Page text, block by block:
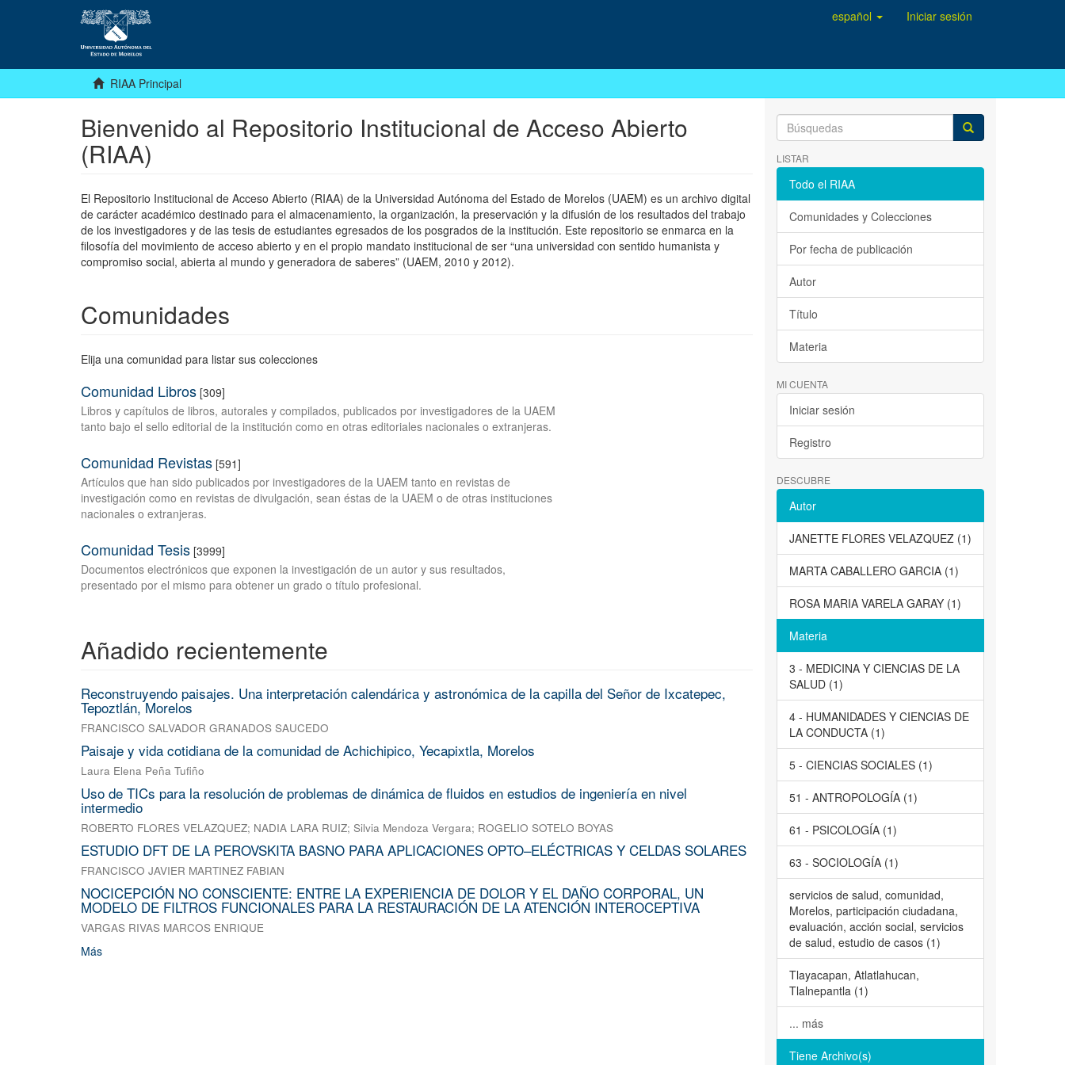
español Iniciar sesión
RIAA Principal
Bienvenido al Repositorio Institucional de Acceso Abierto
(RIAA)
El Repositorio Institucional de Acceso Abierto (RIAA) de la Universidad Autónoma del Estado de Morelos (UAEM) es un archivo digital
de carácter académico destinado para el almacenamiento, la organización, la preservación y la difusión de los resultados del trabajo
de los investigadores y de las tesis de estudiantes egresados de los posgrados de la institución. Este repositorio se enmarca en la
filosofía del movimiento de acceso abierto y en el propio mandato institucional de ser “una universidad con sentido humanista y
compromiso social, abierta al mundo y generadora de saberes” (UAEM, 2010 y 2012).
Comunidades
Elija una comunidad para listar sus colecciones
Comunidad Libros [309]
Libros y capítulos de libros, autorales y compilados, publicados por investigadores de la UAEM
tanto bajo el sello editorial de la institución como en otras editoriales nacionales o extranjeras.
Comunidad Revistas [591]
Artículos que han sido publicados por investigadores de la UAEM tanto en revistas de
investigación como en revistas de divulgación, sean éstas de la UAEM o de otras instituciones
nacionales o extranjeras.
Comunidad Tesis [3999]
Documentos electrónicos que exponen la investigación de un autor y sus resultados,
presentado por el mismo para obtener un grado o título profesional.
Añadido recientemente
Reconstruyendo paisajes. Una interpretación calendárica y astronómica de la capilla del Señor de Ixcatepec,
Tepoztlán, Morelos
FRANCISCO SALVADOR GRANADOS SAUCEDO
Paisaje y vida cotidiana de la comunidad de Achichipico, Yecapixtla, Morelos
Laura Elena Peña Tufiño
Uso de TICs para la resolución de problemas de dinámica de fluidos en estudios de ingeniería en nivel
intermedio
ROBERTO FLORES VELAZQUEZ; NADIA LARA RUIZ; Silvia Mendoza Vergara; ROGELIO SOTELO BOYAS
ESTUDIO DFT DE LA PEROVSKITA BASNO PARA APLICACIONES OPTO–ELÉCTRICAS Y CELDAS SOLARES
FRANCISCO JAVIER MARTINEZ FABIAN
NOCICEPCIÓN NO CONSCIENTE: ENTRE LA EXPERIENCIA DE DOLOR Y EL DAÑO CORPORAL, UN
MODELO DE FILTROS FUNCIONALES PARA LA RESTAURACIÓN DE LA ATENCIÓN INTEROCEPTIVA
VARGAS RIVAS MARCOS ENRIQUE
Más
LISTAR
Todo el RIAA
Comunidades y Colecciones
Por fecha de publicación
Autor
Título
Materia
MI CUENTA
Iniciar sesión
Registro
DESCUBRE
Autor
JANETTE FLORES VELAZQUEZ (1)
MARTA CABALLERO GARCIA (1)
ROSA MARIA VARELA GARAY (1)
Materia
3 - MEDICINA Y CIENCIAS DE LA
SALUD (1)
4 - HUMANIDADES Y CIENCIAS DE
LA CONDUCTA (1)
5 - CIENCIAS SOCIALES (1)
51 - ANTROPOLOGÍA (1)
61 - PSICOLOGÍA (1)
63 - SOCIOLOGÍA (1)
servicios de salud, comunidad,
Morelos, participación ciudadana,
evaluación, acción social, servicios
de salud, estudio de casos (1)
Tlayacapan, Atlatlahucan,
Tlalnepantla (1)
... más
Tiene Archivo(s)